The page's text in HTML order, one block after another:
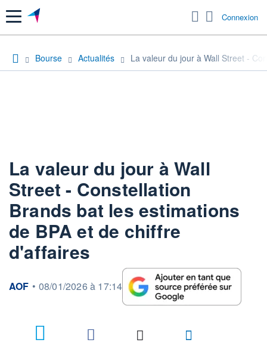
Menu Connexion
Bourse Actualités La valeur du jour à Wall Street -
La valeur du jour à Wall
Street - Constellation
Brands bat les estimations
de BPA et de chiffre
d'affaires
information fournie par
AOF • 08/01/2026 à 17:14